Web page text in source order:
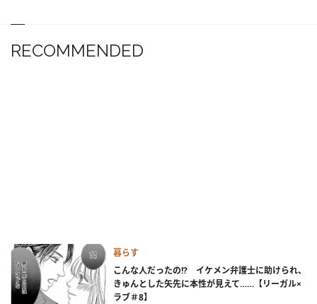
RECOMMENDED
暮らす
こんな人だったの!? イケメン弁護士に助けられ、
きゅんとした矢先に本性が見えて……【リーガル×
ラブ＃8】